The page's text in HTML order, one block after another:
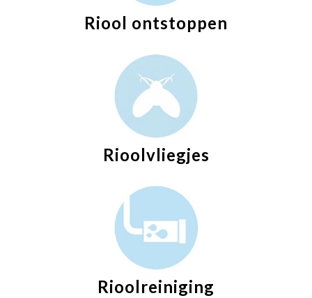
Riool ontstoppen
Rioolvliegjes
Rioolreiniging